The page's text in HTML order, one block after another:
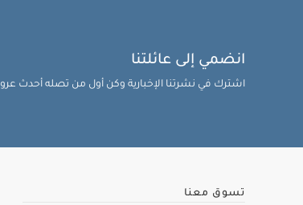
انضمي إلى عائلتنا
اشترك في نشرتنا الإخبارية وكن أول من تصله أحدث
تسوق معنا